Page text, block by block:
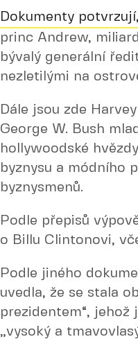
Dokumenty potvrzují,
princ Andrew,
bývalý generální
nezletilými na
Dále jsou zde
George W. Bush
hollywoodské
byznysu a módního
byznysmenů.
Podle přepisů
o Billu Clintonovi,
Podle jiného
uvedla, že se stala
prezidentem“, jehož
„vysoký a